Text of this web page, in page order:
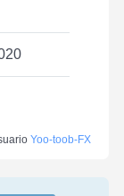
Yoo-toob-FX